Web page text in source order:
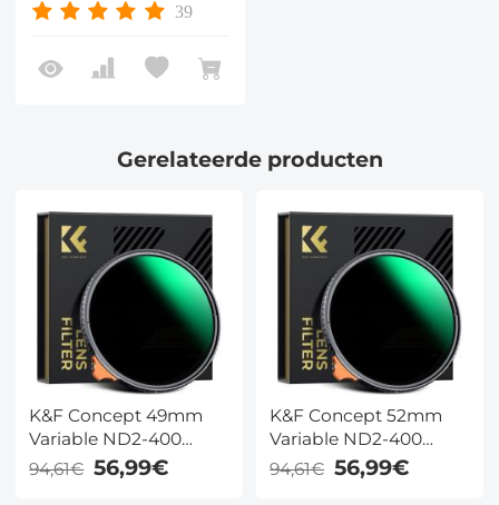
39
Gerelateerde producten
K&F Concept 49mm
Variable ND2-400
Filter – Ultra Lage
Reflectie, 1-9 Stops
94,61€ 56,99€
K&F Concept 52mm
Variable ND2-400
Filter – Ultra Lage
Reflectie, 1-9 Stops
94,61€ 56,99€